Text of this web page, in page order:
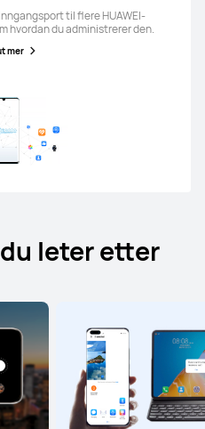
til flere HUAWEI-
hvordan du administrerer den.
mer
leter etter